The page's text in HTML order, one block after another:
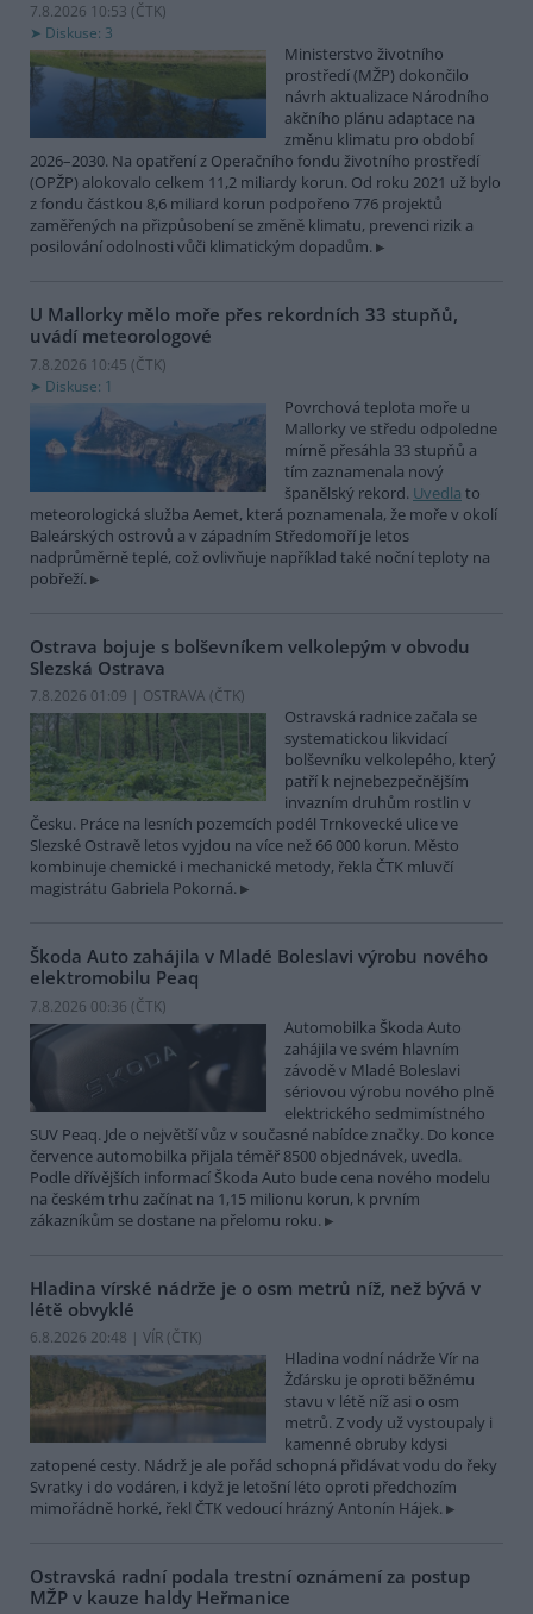
7.8.2026 10:53 (ČTK)
Diskuse: 3
Ministerstvo životního
prostředí (MŽP) dokončilo
návrh aktualizace Národního
akčního plánu adaptace na
změnu klimatu pro období
2026–2030. Na opatření z Operačního fondu životního prostředí
(OPŽP) alokovalo celkem 11,2 miliardy korun. Od roku 2021 už bylo
z fondu částkou 8,6 miliard korun podpořeno 776 projektů
zaměřených na přizpůsobení se změně klimatu, prevenci rizik a
posilování odolnosti vůči klimatickým dopadům.
U Mallorky mělo moře přes rekordních 33 stupňů,
uvádí meteorologové
7.8.2026 10:45 (ČTK)
Diskuse: 1
Povrchová teplota moře u
Mallorky ve středu odpoledne
mírně přesáhla 33 stupňů a
tím zaznamenala nový
španělský rekord. Uvedla to
meteorologická služba Aemet, která poznamenala, že moře v okolí
Baleárských ostrovů a v západním Středomoří je letos
nadprůměrně teplé, což ovlivňuje například také noční teploty na
pobřeží.
Ostrava bojuje s bolševníkem velkolepým v obvodu
Slezská Ostrava
7.8.2026 01:09 | OSTRAVA (ČTK)
Ostravská radnice začala se
systematickou likvidací
bolševníku velkolepého, který
patří k nejnebezpečnějším
invazním druhům rostlin v
Česku. Práce na lesních pozemcích podél Trnkovecké ulice ve
Slezské Ostravě letos vyjdou na více než 66 000 korun. Město
kombinuje chemické i mechanické metody, řekla ČTK mluvčí
magistrátu Gabriela Pokorná.
Škoda Auto zahájila v Mladé Boleslavi výrobu nového
elektromobilu Peaq
7.8.2026 00:36 (ČTK)
Automobilka Škoda Auto
zahájila ve svém hlavním
závodě v Mladé Boleslavi
sériovou výrobu nového plně
elektrického sedmimístného
SUV Peaq. Jde o největší vůz v současné nabídce značky. Do konce
července automobilka přijala téměř 8500 objednávek, uvedla.
Podle dřívějších informací Škoda Auto bude cena nového modelu
na českém trhu začínat na 1,15 milionu korun, k prvním
zákazníkům se dostane na přelomu roku.
Hladina vírské nádrže je o osm metrů níž, než bývá v
létě obvyklé
6.8.2026 20:48 | VÍR (ČTK)
Hladina vodní nádrže Vír na
Žďársku je oproti běžnému
stavu v létě níž asi o osm
metrů. Z vody už vystoupaly i
kamenné obruby kdysi
zatopené cesty. Nádrž je ale pořád schopná přidávat vodu do řeky
Svratky i do vodáren, i když je letošní léto oproti předchozím
mimořádně horké, řekl ČTK vedoucí hrázný Antonín Hájek.
Ostravská radní podala trestní oznámení za postup
MŽP v kauze haldy Heřmanice